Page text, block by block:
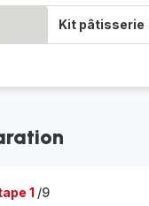
Kit pâtisserie
1 /9